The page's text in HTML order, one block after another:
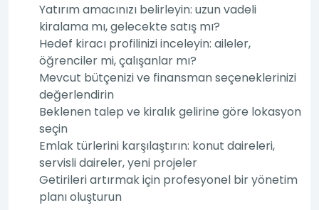
Yatırım amacınızı belirleyin: uzun vadeli
kiralama mı, gelecekte satış mı?
Hedef kiracı profilinizi inceleyin: aileler,
öğrenciler mi, çalışanlar mı?
Mevcut bütçenizi ve finansman seçeneklerinizi
değerlendirin
Beklenen talep ve kiralık gelirine göre lokasyon
seçin
Emlak türlerini karşılaştırın: konut daireleri,
servisli daireler, yeni projeler
Getirileri artırmak için profesyonel bir yönetim
planı oluşturun